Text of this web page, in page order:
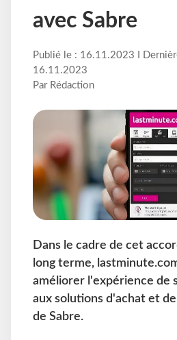
avec Sabre
Publié le : 16.11.2023 I
16.11.2023
Par Rédaction
Dans le cadre de cet
long terme,
améliorer l'expérience de
aux solutions d'achat et
de Sabre.